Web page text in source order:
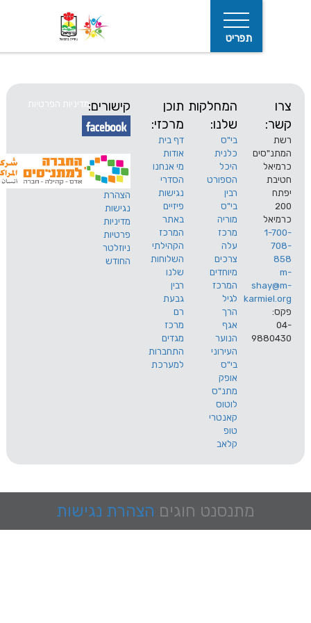
המחלקות
שלנו:
בי"ס
כלנית
היכל
הספורט
רבין
בי"ס
מוריה
מרכז
עלה
צרכים
מיוחדים
המרכז
לגיל
הרך
אגף
הנוער
תוכן
מרכזי:
דף בית
אודות
מי אנחנו
הסדרי
נגישות
פיזיים
באתר
המרכז
הקהילתי
השלוחות
שלנו
רבין
גבעת
רם
מרכז
מגדים
התחברות
למערכת
קישורים:
הצהרת
נגישות
מדיניות
פרטיות
ניוזלטר
החודש
מדיניות הפרטיות
מתנסנט חוגים הצהרת נגישות